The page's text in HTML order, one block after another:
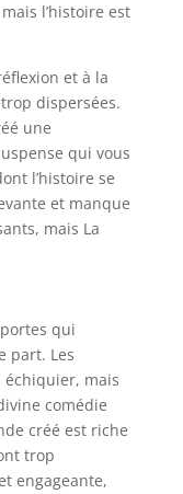
l’histoire est
et à la
dispersées.
une
qui vous
l’histoire se
et manque
mais La
qui
part. Les
échiquier, mais
comédie
créé est riche
trop
engageante,